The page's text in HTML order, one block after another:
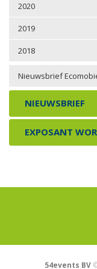
2020
2019
2018
Nieuwsbrief
NIEUWSBRIEF
EXPOSANT
54events BV